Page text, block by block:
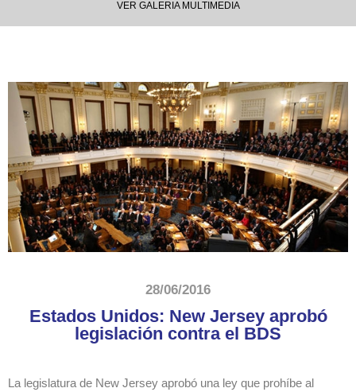
VER GALERIA MULTIMEDIA
28/06/2016
Estados Unidos: New Jersey aprobó
legislación contra el BDS
La legislatura de New Jersey aprobó una ley que prohíbe al